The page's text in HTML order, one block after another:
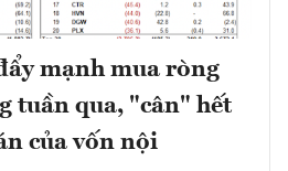
mạnh mua ròng
tuần qua, "cân" hết
của vốn nội